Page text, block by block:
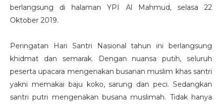
berlangsung di halaman YPI Al Mahmud, selasa 22
Oktober 2019.
Peringatan Hari Santri Nasional tahun ini berlangsung
khidmat dan semarak. Dengan nuansa putih, seluruh
peserta upacara mengenakan busanan muslim khas santri
yakni memakai baju koko, sarung dan peci. Sedangkan
santri putri mengenakan busana muslimah. Tidak hanya